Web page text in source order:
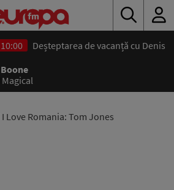
Deșteptarea de vacanță cu Denis
Love Romania: Tom Jones